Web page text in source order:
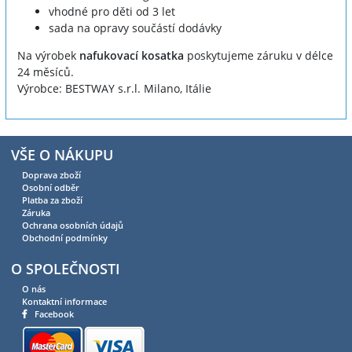
vhodné pro děti od 3 let
sada na opravy součástí dodávky
Na výrobek nafukovací kosatka poskytujeme záruku v délce
24 měsíců.
Výrobce: BESTWAY s.r.l. Milano, Itálie
VŠE O NÁKUPU
Doprava zboží
Osobní odběr
Platba za zboží
Záruka
Ochrana osobních údajů
Obchodní podmínky
O SPOLEČNOSTI
O nás
Kontaktní informace
Facebook